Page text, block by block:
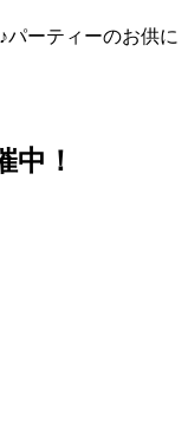
パーティーのお供に
中！